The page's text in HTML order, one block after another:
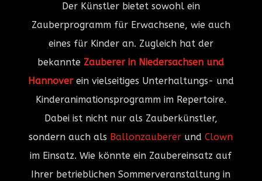
Der Künstler bietet sowohl ein
Zauberprogramm für Erwachsene, wie auch
eines für Kinder an. Zugleich hat der
bekannte Zauberer in Niedersachsen und
Hannoverein vielseitiges Unterhaltungs- und
Kinderanimationsprogramm im Repertoire.
Dabei ist nicht nur als Zauberkünstler,
sondern auch als Ballonzauberer undClown
im Einsatz. Wie könnte ein Zaubereinsatz auf
Ihrer betrieblichen Sommerveranstaltung in